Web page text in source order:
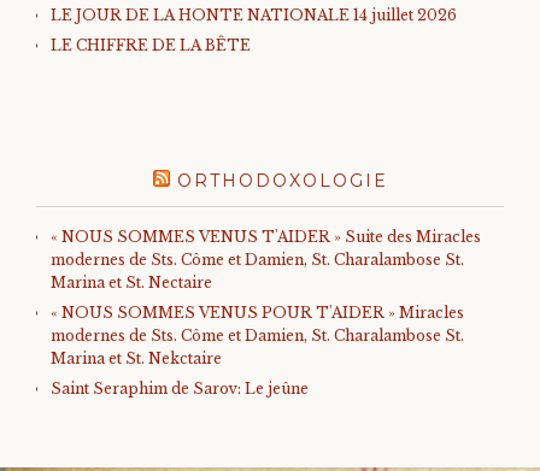
LE JOUR DE LA HONTE NATIONALE 14 juillet 2026
LE CHIFFRE DE LA BÊTE
ORTHODOXOLOGIE
« NOUS SOMMES VENUS T'AIDER » Suite des Miracles
modernes de Sts. Côme et Damien, St. Charalambose St.
Marina et St. Nectaire
« NOUS SOMMES VENUS POUR T'AIDER » Miracles
modernes de Sts. Côme et Damien, St. Charalambose St.
Marina et St. Nekctaire
Saint Seraphim de Sarov: Le jeûne